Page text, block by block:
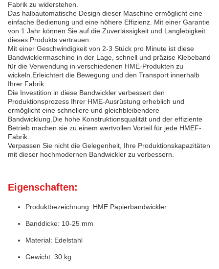
Fabrik zu widerstehen.
Das halbautomatische Design dieser Maschine ermöglicht eine
einfache Bedienung und eine höhere Effizienz. Mit einer Garantie
von 1 Jahr können Sie auf die Zuverlässigkeit und Langlebigkeit
dieses Produkts vertrauen.
Mit einer Geschwindigkeit von 2-3 Stück pro Minute ist diese
Bandwicklermaschine in der Lage, schnell und präzise Klebeband
für die Verwendung in verschiedenen HME-Produkten zu
wickeln.Erleichtert die Bewegung und den Transport innerhalb
Ihrer Fabrik.
Die Investition in diese Bandwickler verbessert den
Produktionsprozess Ihrer HME-Ausrüstung erheblich und
ermöglicht eine schnellere und gleichbleibendere
Bandwicklung.Die hohe Konstruktionsqualität und der effiziente
Betrieb machen sie zu einem wertvollen Vorteil für jede HMEF-
Fabrik.
Verpassen Sie nicht die Gelegenheit, Ihre Produktionskapazitäten
mit dieser hochmodernen Bandwickler zu verbessern.
Eigenschaften:
Produktbezeichnung: HME Papierbandwickler
Banddicke: 10-25 mm
Material: Edelstahl
Gewicht: 30 kg